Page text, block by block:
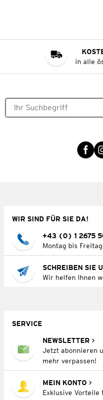
in alle
WIR SIND FÜR SIE DA!
+43 (0) 1 2675
Montag bis Freitag
SCHREIBEN SIE
Wir helfen Ihnen
SERVICE
NEWSLETTER
Jetzt abonnieren
mehr verpassen!
MEIN KONTO
Exklusive Vorteile